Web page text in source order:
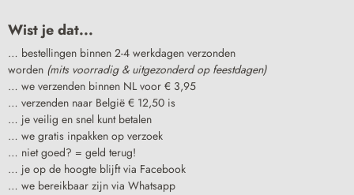
Wist je dat...
… bestellingen binnen 2-4 werkdagen verzonden
worden (mits voorradig & uitgezonderd op feestdagen)
… we verzenden binnen NL voor € 3,95
… verzenden naar België € 12,50 is
… je veilig en snel kunt betalen
… we gratis inpakken op verzoek
… niet goed? = geld terug!
… je op de hoogte blijft via Facebook
… we bereikbaar zijn via Whatsapp